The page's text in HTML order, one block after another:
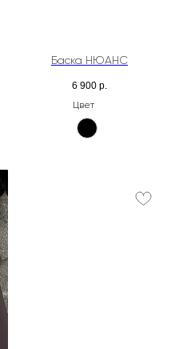
Баска НЮАНС
6 900 р.
Цвет